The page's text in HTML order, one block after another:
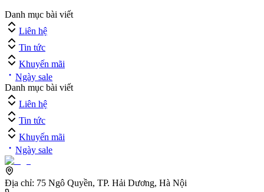
Danh mục bài viết
Liên hệ
Tin tức
Khuyến mãi
Ngày sale
Danh mục bài viết
Liên hệ
Tin tức
Khuyến mãi
Ngày sale
Địa chỉ: 75 Ngô Quyền, TP. Hải Dương, Hà Nội